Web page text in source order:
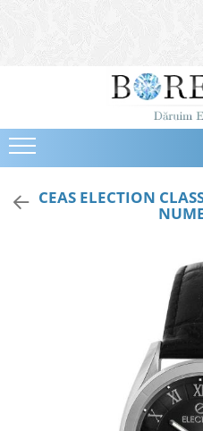
Bijuterii
Cercei
Bratari
ColiereCEAS ELECTION